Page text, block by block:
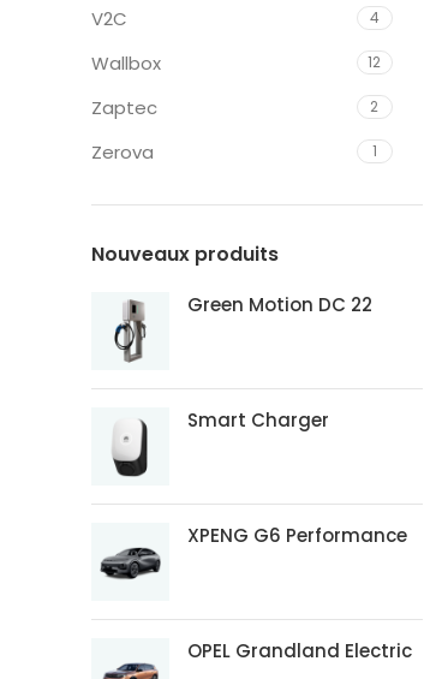
V2C 4
Wallbox 12
Zaptec 2
Zerova 1
Nouveaux produits
Green Motion DC 22
Smart Charger
XPENG G6 Performance
OPEL Grandland Electric